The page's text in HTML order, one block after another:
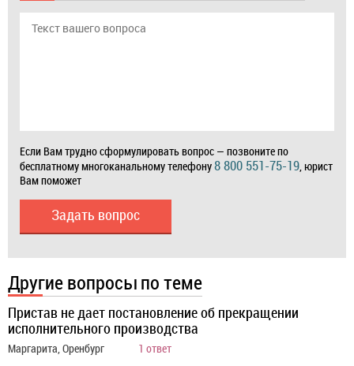
Если Вам трудно сформулировать вопрос — позвоните по
бесплатному многоканальному телефону8 800 551-75-19, юрист
Вам поможет
Задать вопрос
Другие вопросы по теме
Пристав не дает постановление об прекращении
исполнительного производства
Маргарита, Оренбург 1 ответ